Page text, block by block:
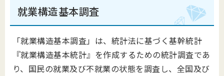
就業構造基本調査
「就業構造基本調査」は、統計法に基づく基幹統計
『就業構造基本統計』を作成するための統計調査であ
り、国民の就業及び不就業の状態を調査し、全国及び